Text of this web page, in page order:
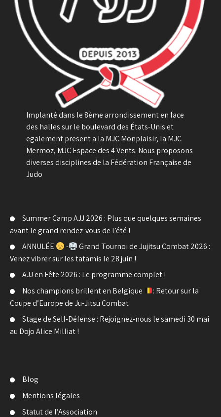
Implanté dans le 8ème arrondissement en face
des halles sur le boulevard des États-Unis et
egalement present a la MJC Monplaisir, la MJC
Mermoz, MJC Espace des 4 Vents. Nous proposons
diverses disciplines de la Fédération Française de
Judo
Summer Camp AJJ 2026 : Plus que quelques semaines
avant le grand rendez-vous de l’été !
ANNULÉE
-
Grand Tournoi de Jujitsu Combat 2026 :
Venez vibrer sur les tatamis le 28 juin !
AJJ en Fête 2026 : Le programme complet !
Nos champions brillent en Belgique
: Retour sur la
Coupe d’Europe de Ju-Jitsu Combat
Stage de Self-Défense : Rejoignez-nous le samedi 30 mai
au Dojo Alice Milliat !
Blog
Mentions légales
Statut de l’Association